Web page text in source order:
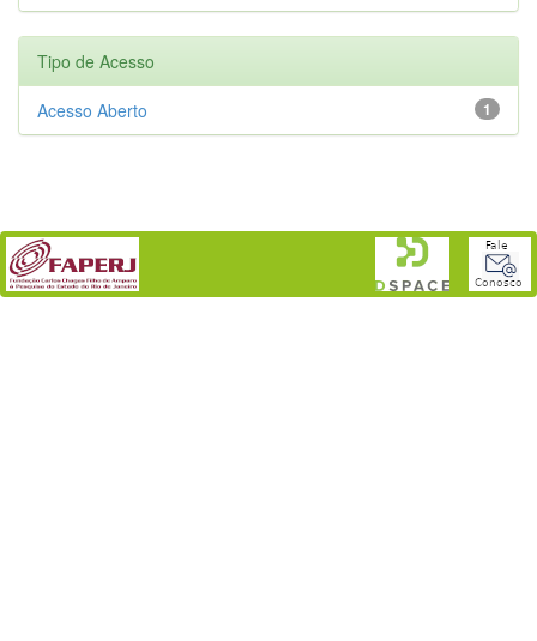
Tipo de Acesso
1
Acesso Aberto